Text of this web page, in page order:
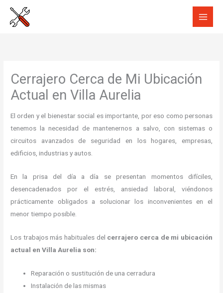
Cerrajero Cerca de Mi Ubicación
Actual en Villa Aurelia
El orden y el bienestar social es importante, por eso como personas
tenemos la necesidad de mantenernos a salvo, con sistemas o
circuitos avanzados de seguridad en los hogares, empresas,
edificios, industrias y autos.
En la prisa del día a día se presentan momentos difíciles,
desencadenados por el estrés, ansiedad laboral, viéndonos
prácticamente obligados a solucionar los inconvenientes en el
menor tiempo posible.
Los trabajos más habituales del cerrajero cerca de mi ubicación
actual en Villa Aurelia son:
Reparación o sustitución de una cerradura
Instalación de las mismas